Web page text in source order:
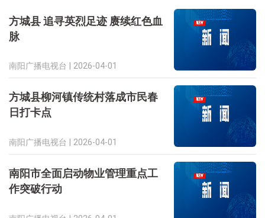
方城县 追寻英烈足迹 赓续红色血
脉
南阳广播电视台 | 2026-04-01
方城县柳河镇传统村落成市民春
日打卡点
南阳广播电视台 | 2026-04-01
南阳市全面启动物业管理重点工
作突破行动